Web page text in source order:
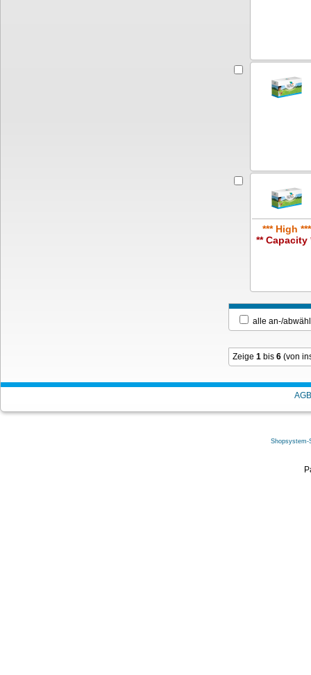
*** High ***
** Capacity
alle an-/
Zeige 1 bis 6 (von
AGB
Shopsystem-